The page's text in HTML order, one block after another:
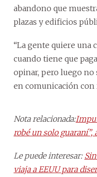
abandono que
plazas y edificios
“La gente quiere una
cuando tiene que
opinar, pero luego no
en comunicación con
Nota relacionada:
robé un solo
Le puede interesar:
viaja a EEUU para